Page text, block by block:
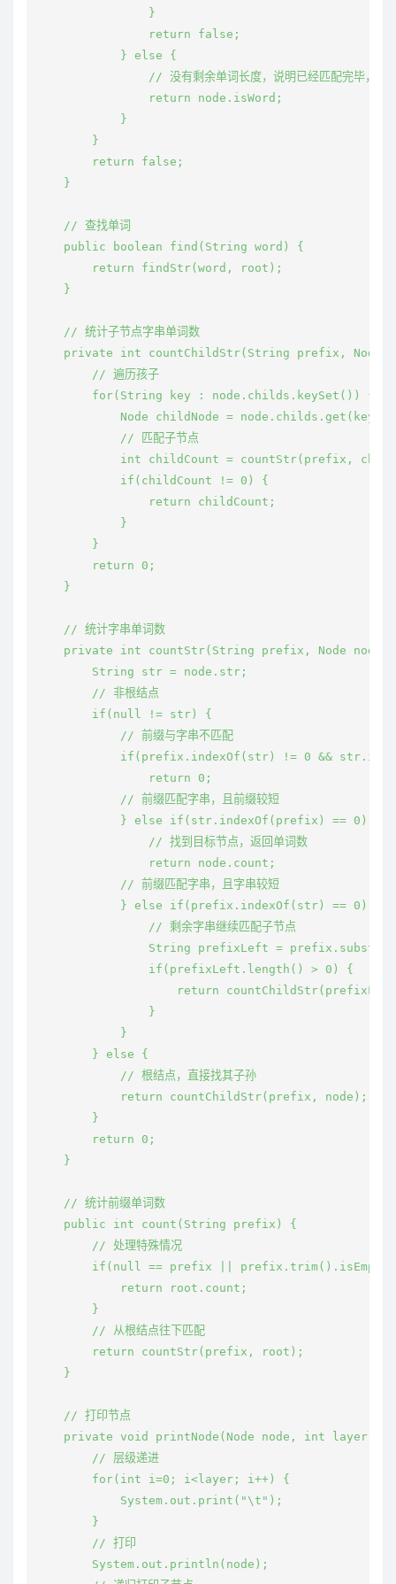
                }
                return false;
            } else {
// 没有剩余单词长度，说明已经匹配完毕，直
                return node.isWord;
            }
        }
        return false;
    }
    // 查找单词
    public boolean find(String word) {
        return findStr(word, root);
    }
    // 统计子节点字串单词数
private int countChildStr(String prefix, Node
        // 遍历孩子
        for(String key : node.childs.keySet()) {
            Node childNode = node.childs.get(key);
            // 匹配子节点
int childCount = countStr(prefix,
            if(childCount != 0) {
                return childCount;
            }
        }
        return 0;
    }
    // 统计字串单词数
private int countStr(String prefix, Node node)
        String str = node.str;
        // 非根结点
        if(null != str) {
            // 前缀与字串不匹配
if(prefix.indexOf(str) != 0 &&
                return 0;
            // 前缀匹配字串，且前缀较短
            } else if(str.indexOf(prefix) == 0) {
                // 找到目标节点，返回单词数
                return node.count;
            // 前缀匹配字串，且字串较短
            } else if(prefix.indexOf(str) == 0) {
                // 剩余字串继续匹配子节点
String prefixLeft =
                if(prefixLeft.length() > 0) {
return
                }
            }
        } else {
            // 根结点，直接找其子孙
            return countChildStr(prefix, node);
        }
        return 0;
    }
    // 统计前缀单词数
    public int count(String prefix) {
        // 处理特殊情况
if(null == prefix ||
            return root.count;
        }
        // 从根结点往下匹配
        return countStr(prefix, root);
    }
    // 打印节点
    private void printNode(Node node, int layer) {
        // 层级递进
        for(int i=0; i<layer; i++) {
            System.out.print("\t");
        }
        // 打印
        System.out.println(node);